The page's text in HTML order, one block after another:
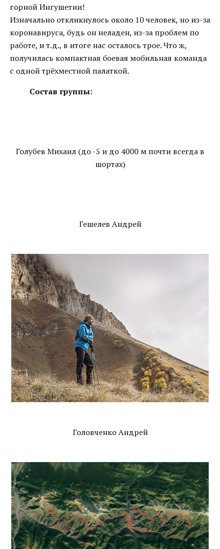
горной Ингушетии!
Изначально откликнулось около 10 человек, но из-за
коронавируса, будь он неладен, из-за проблем по
работе, и т.д., в итоге нас осталось трое. Что ж,
получилась компактная боевая мобильная команда
с одной трёхместной палаткой.
Состав группы:
Голубев Михаил (до -5 и до 4000 м почти всегда в
шортах)
Гешелев Андрей
Головченко Андрей